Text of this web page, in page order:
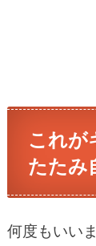
これが
たたみ
何度もいい